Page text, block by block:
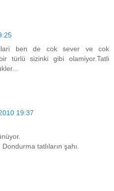
ben de cok sever ve cok
türlü sizinki gibi olamiyor.Tatli
19:37
tatlıların şahı.